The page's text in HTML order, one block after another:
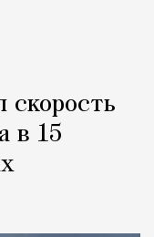
скорость
в 15